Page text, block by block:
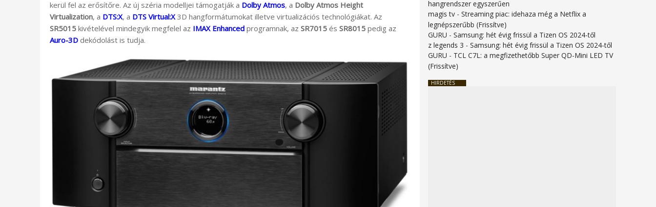
kerül fel az erősítőre. Az új széria modelljei támogatják a Dolby Atmos, a Dolby Atmos Height
Virtualization, a DTS:X, a DTS Virtual:X 3D hangformátumokat illetve virtualizációs technológiákat. Az
SR5015 kivételével mindegyik megfelel az IMAX Enhanced programnak, az SR7015 és SR8015 pedig az
Auro-3D dekódolást is tudja.
hangrendszer egyszerűen
magis tv -Streaming piac: idehaza még a Netflix a
legnépszerűbb (Frissítve)
GURU -Samsung: hét évig frissül a Tizen OS 2024-től
z legends 3 -Samsung: hét évig frissül a Tizen OS 2024-től
GURU - TCL C7L: a megfizethetőbb Super QD-Mini LED TV
(Frissítve)
HIRDETÉS